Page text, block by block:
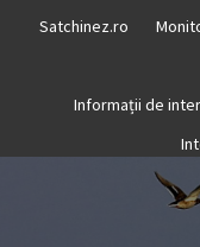
Satchinez.ro
Informații de